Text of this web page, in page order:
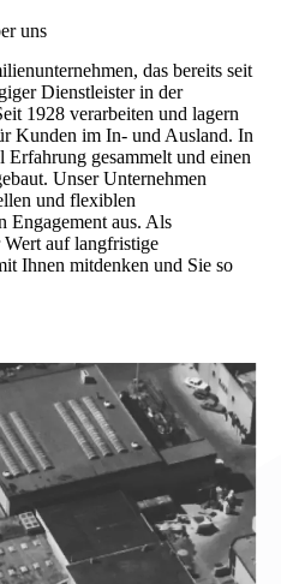
uns
das bereits seit
Dienstleister in der
1928 verarbeiten und lagern
Kunden im In- und Ausland. In
gesammelt und einen
Unser Unternehmen
und flexiblen
Engagement aus. Als
auf langfristige
Ihnen mitdenken und Sie so